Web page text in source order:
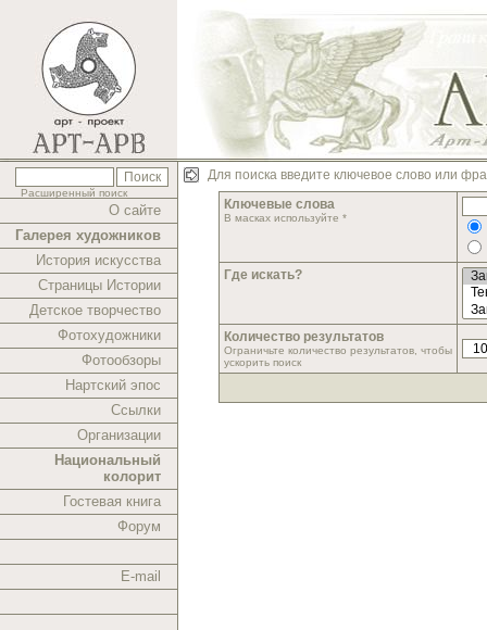
Расширенный поиск
О сайте
Галерея художников
История искусства
Страницы Истории
Детское творчество
Фотохудожники
Фотообзоры
Нартский эпос
Ссылки
Организации
Национальный
колорит
Гостевая книга
Форум
E-mail
Для поиска введите ключевое слово или
Ключевые слова
В масках используйте *
Где искать?
Количество результатов
Ограничьте количество результатов, чтобы
ускорить поиск